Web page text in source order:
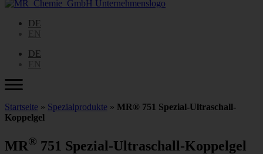
DE
DE
Startseite » Spezialprodukte » MR® 751 Spezial-Ultraschall-
Koppelgel
MR® 751 Spezial-Ultraschall-Koppelgel